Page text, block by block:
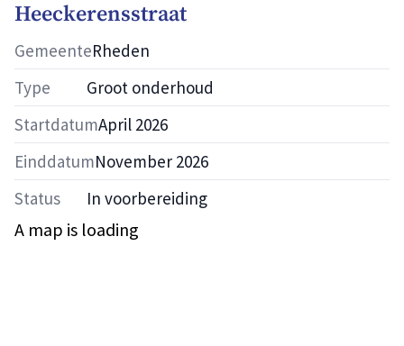
Heeckerensstraat
GemeenteRheden
Type
Groot onderhoud
StartdatumApril 2026
EinddatumNovember 2026
Status
In voorbereiding
A map is loading